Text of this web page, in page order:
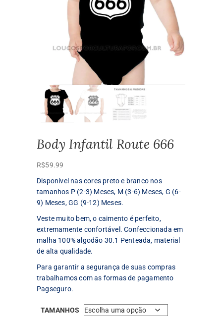
Body Infantil Route 666
R$59.99
Disponível nas cores preto e branco nos
tamanhos P (2-3) Meses, M (3-6) Meses, G (6-
9) Meses, GG (9-12) Meses.
Veste muito bem, o caimento é perfeito,
extremamente confortável. Confeccionada em
malha 100% algodão 30.1 Penteada, material
de alta qualidade.
Para garantir a segurança de suas compras
trabalhamos com as formas de pagamento
Pagseguro.
TAMANHOS